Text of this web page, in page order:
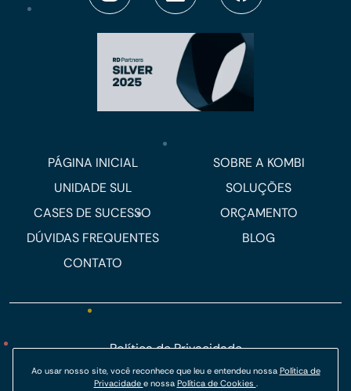
PÁGINA INICIAL
SOBRE A KOMBI
UNIDADE SUL
SOLUÇÕES
CASES DE SUCESSO
ORÇAMENTO
DÚVIDAS FREQUENTES
BLOG
CONTATO
Política de Privacidade
Política de Cookies
Ao usar nosso site, você reconhece que leu e entendeu nossa Política de
Privacidade e nossa Política de Cookies .